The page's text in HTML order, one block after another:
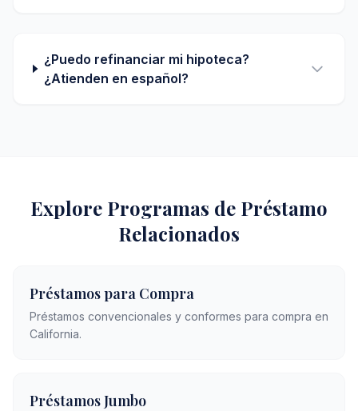
¿Puedo refinanciar mi hipoteca?
¿Atienden en español?
Explore Programas de Préstamo
Relacionados
Préstamos para Compra
Préstamos convencionales y conformes para compra en
California.
Préstamos Jumbo